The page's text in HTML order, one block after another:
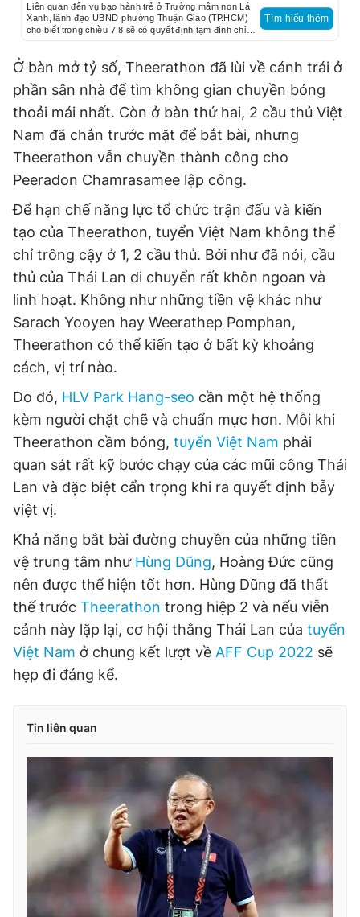
Liên quan đến vụ bạo hành trẻ ở Trường mầm non Lá
Xanh, lãnh đạo UBND phường Thuận Giao (TP.HCM)
cho biết trong chiều 7.8 sẽ có quyết định tạm đình chỉ
hoạt động đối với Trường mầm non Lá Xanh để cơ
Tìm hiểu thêm
Ở bàn mở tỷ số, Theerathon đã lùi về cánh trái ở
phần sân nhà để tìm không gian chuyền bóng
thoải mái nhất. Còn ở bàn thứ hai, 2 cầu thủ Việt
Nam đã chắn trước mặt để bắt bài, nhưng
Theerathon vẫn chuyền thành công cho
Peeradon Chamrasamee lập công.
Để hạn chế năng lực tổ chức trận đấu và kiến
tạo của Theerathon, tuyển Việt Nam không thể
chỉ trông cậy ở 1, 2 cầu thủ. Bởi như đã nói, cầu
thủ của Thái Lan di chuyển rất khôn ngoan và
linh hoạt. Không như những tiền vệ khác như
Sarach Yooyen hay Weerathep Pomphan,
Theerathon có thể kiến tạo ở bất kỳ khoảng
cách, vị trí nào.
Do đó, HLV Park Hang-seo cần một hệ thống
kèm người chặt chẽ và chuẩn mực hơn. Mỗi khi
Theerathon cầm bóng, tuyển Việt Nam phải
quan sát rất kỹ bước chạy của các mũi công Thái
Lan và đặc biệt cẩn trọng khi ra quyết định bẫy
việt vị.
Khả năng bắt bài đường chuyền của những tiền
vệ trung tâm như Hùng Dũng, Hoàng Đức cũng
nên được thể hiện tốt hơn. Hùng Dũng đã thất
thế trước Theerathon trong hiệp 2 và nếu viễn
cảnh này lặp lại, cơ hội thắng Thái Lan của tuyển
Việt Nam ở chung kết lượt về AFF Cup 2022 sẽ
hẹp đi đáng kể.
Tin liên quan